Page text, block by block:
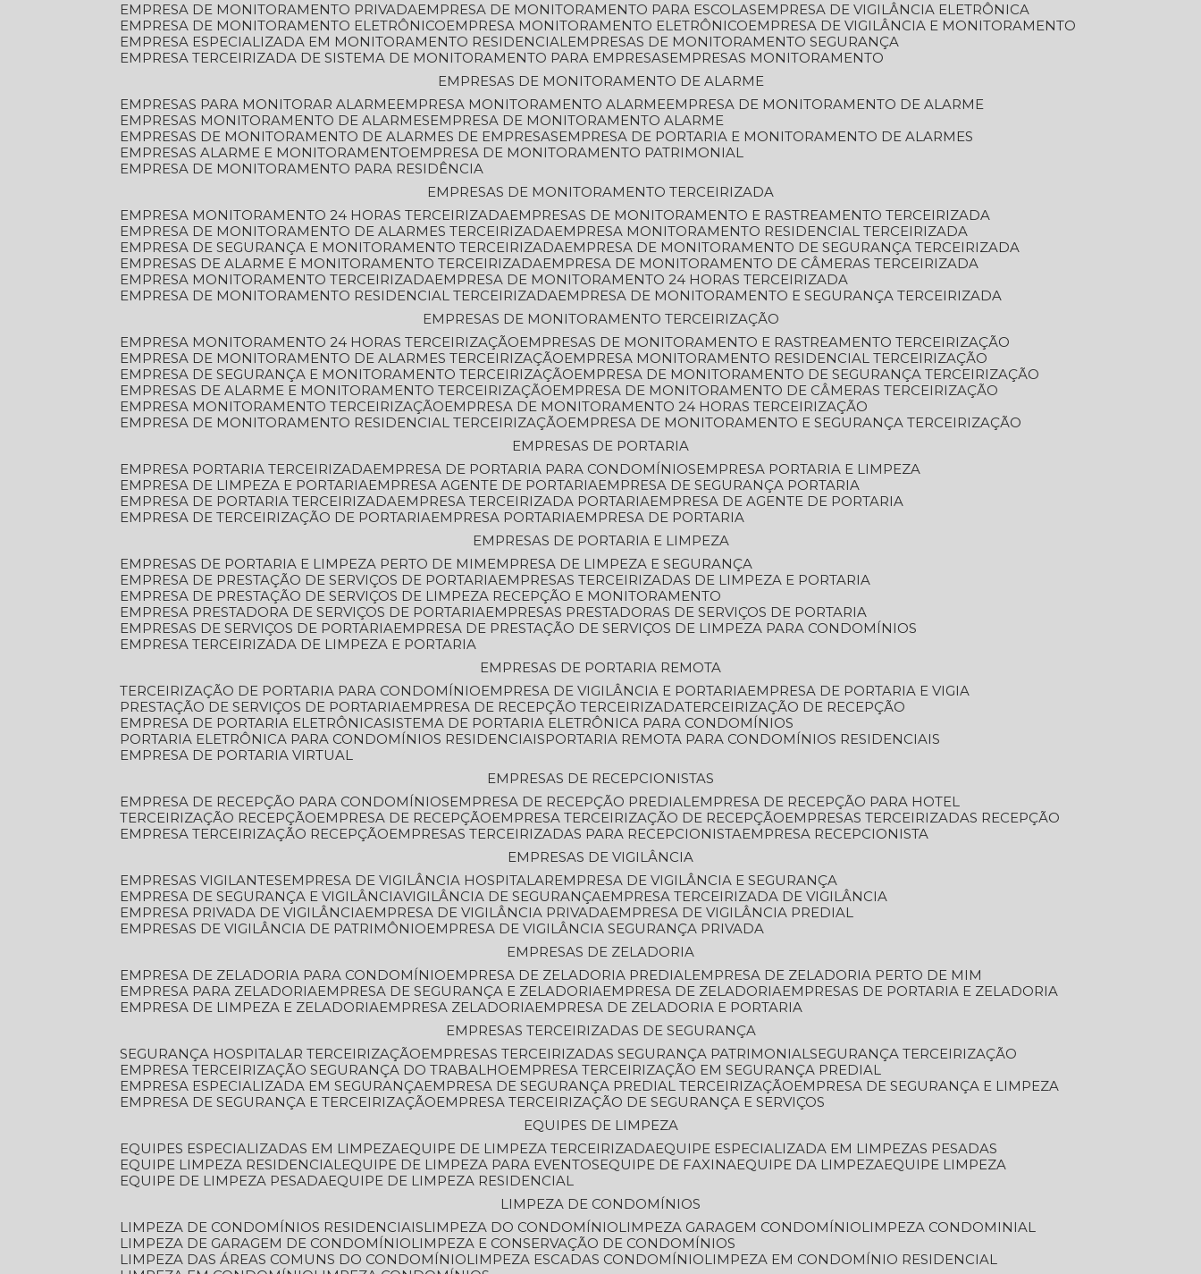
EMPRESA DE MONITORAMENTO PRIVADA
EMPRESA DE MONITORAMENTO PARA ESCOLAS
EMPRESA DE VIGILÂNCIA ELETRÔNICA
EMPRESA DE MONITORAMENTO ELETRÔNICO
EMPRESA MONITORAMENTO ELETRÔNICO
EMPRESA DE VIGILÂNCIA E MONITORAMENTO
EMPRESA ESPECIALIZADA EM MONITORAMENTO RESIDENCIAL
EMPRESAS DE MONITORAMENTO SEGURANÇA
EMPRESA TERCEIRIZADA DE SISTEMA DE MONITORAMENTO PARA EMPRESAS
EMPRESAS MONITORAMENTO
EMPRESAS DE MONITORAMENTO DE ALARME
EMPRESAS PARA MONITORAR ALARME
EMPRESA MONITORAMENTO ALARME
EMPRESA DE MONITORAMENTO DE ALARME
EMPRESAS MONITORAMENTO DE ALARMES
EMPRESA DE MONITORAMENTO ALARME
EMPRESAS DE MONITORAMENTO DE ALARMES DE EMPRESAS
EMPRESA DE PORTARIA E MONITORAMENTO DE ALARMES
EMPRESAS ALARME E MONITORAMENTO
EMPRESA DE MONITORAMENTO PATRIMONIAL
EMPRESA DE MONITORAMENTO PARA RESIDÊNCIA
EMPRESAS DE MONITORAMENTO TERCEIRIZADA
EMPRESA MONITORAMENTO 24 HORAS TERCEIRIZADA
EMPRESAS DE MONITORAMENTO E RASTREAMENTO TERCEIRIZADA
EMPRESA DE MONITORAMENTO DE ALARMES TERCEIRIZADA
EMPRESA MONITORAMENTO RESIDENCIAL TERCEIRIZADA
EMPRESA DE SEGURANÇA E MONITORAMENTO TERCEIRIZADA
EMPRESA DE MONITORAMENTO DE SEGURANÇA TERCEIRIZADA
EMPRESAS DE ALARME E MONITORAMENTO TERCEIRIZADA
EMPRESA DE MONITORAMENTO DE CÂMERAS TERCEIRIZADA
EMPRESA MONITORAMENTO TERCEIRIZADA
EMPRESA DE MONITORAMENTO 24 HORAS TERCEIRIZADA
EMPRESA DE MONITORAMENTO RESIDENCIAL TERCEIRIZADA
EMPRESA DE MONITORAMENTO E SEGURANÇA TERCEIRIZADA
EMPRESAS DE MONITORAMENTO TERCEIRIZAÇÃO
EMPRESA MONITORAMENTO 24 HORAS TERCEIRIZAÇÃO
EMPRESAS DE MONITORAMENTO E RASTREAMENTO TERCEIRIZAÇÃO
EMPRESA DE MONITORAMENTO DE ALARMES TERCEIRIZAÇÃO
EMPRESA MONITORAMENTO RESIDENCIAL TERCEIRIZAÇÃO
EMPRESA DE SEGURANÇA E MONITORAMENTO TERCEIRIZAÇÃO
EMPRESA DE MONITORAMENTO DE SEGURANÇA TERCEIRIZAÇÃO
EMPRESAS DE ALARME E MONITORAMENTO TERCEIRIZAÇÃO
EMPRESA DE MONITORAMENTO DE CÂMERAS TERCEIRIZAÇÃO
EMPRESA MONITORAMENTO TERCEIRIZAÇÃO
EMPRESA DE MONITORAMENTO 24 HORAS TERCEIRIZAÇÃO
EMPRESA DE MONITORAMENTO RESIDENCIAL TERCEIRIZAÇÃO
EMPRESA DE MONITORAMENTO E SEGURANÇA TERCEIRIZAÇÃO
EMPRESAS DE PORTARIA
EMPRESA PORTARIA TERCEIRIZADA
EMPRESA DE PORTARIA PARA CONDOMÍNIOS
EMPRESA PORTARIA E LIMPEZA
EMPRESA DE LIMPEZA E PORTARIA
EMPRESA AGENTE DE PORTARIA
EMPRESA DE SEGURANÇA PORTARIA
EMPRESA DE PORTARIA TERCEIRIZADA
EMPRESA TERCEIRIZADA PORTARIA
EMPRESA DE AGENTE DE PORTARIA
EMPRESA DE TERCEIRIZAÇÃO DE PORTARIA
EMPRESA PORTARIA
EMPRESA DE PORTARIA
EMPRESAS DE PORTARIA E LIMPEZA
EMPRESAS DE PORTARIA E LIMPEZA PERTO DE MIM
EMPRESA DE LIMPEZA E SEGURANÇA
EMPRESA DE PRESTAÇÃO DE SERVIÇOS DE PORTARIA
EMPRESAS TERCEIRIZADAS DE LIMPEZA E PORTARIA
EMPRESA DE PRESTAÇÃO DE SERVIÇOS DE LIMPEZA RECEPÇÃO E MONITORAMENTO
EMPRESA PRESTADORA DE SERVIÇOS DE PORTARIA
EMPRESAS PRESTADORAS DE SERVIÇOS DE PORTARIA
EMPRESAS DE SERVIÇOS DE PORTARIA
EMPRESA DE PRESTAÇÃO DE SERVIÇOS DE LIMPEZA PARA CONDOMÍNIOS
EMPRESA TERCEIRIZADA DE LIMPEZA E PORTARIA
EMPRESAS DE PORTARIA REMOTA
TERCEIRIZAÇÃO DE PORTARIA PARA CONDOMÍNIO
EMPRESA DE VIGILÂNCIA E PORTARIA
EMPRESA DE PORTARIA E VIGIA
PRESTAÇÃO DE SERVIÇOS DE PORTARIA
EMPRESA DE RECEPÇÃO TERCEIRIZADA TERCEIRIZAÇÃO DE RECEPÇÃO
EMPRESA DE PORTARIA ELETRÔNICA SISTEMA DE PORTARIA ELETRÔNICA PARA CONDOMÍNIOS
PORTARIA ELETRÔNICA PARA CONDOMÍNIOS RESIDENCIAIS
PORTARIA REMOTA PARA CONDOMÍNIOS RESIDENCIAIS
EMPRESA DE PORTARIA VIRTUAL
EMPRESAS DE RECEPCIONISTAS
EMPRESA DE RECEPÇÃO PARA CONDOMÍNIOS
EMPRESA DE RECEPÇÃO PREDIAL
EMPRESA DE RECEPÇÃO PARA HOTEL
TERCEIRIZAÇÃO RECEPÇÃO
EMPRESA DE RECEPÇÃO EMPRESA TERCEIRIZAÇÃO DE RECEPÇÃO
EMPRESAS TERCEIRIZADAS RECEPÇÃO
EMPRESA TERCEIRIZAÇÃO RECEPÇÃO
EMPRESAS TERCEIRIZADAS PARA RECEPCIONISTA
EMPRESA RECEPCIONISTA
EMPRESAS DE VIGILÂNCIA
EMPRESAS VIGILANTES
EMPRESA DE VIGILÂNCIA HOSPITALAR
EMPRESA DE VIGILÂNCIA E SEGURANÇA
EMPRESA DE SEGURANÇA E VIGILÂNCIA VIGILÂNCIA DE SEGURANÇA
EMPRESA TERCEIRIZADA DE VIGILÂNCIA
EMPRESA PRIVADA DE VIGILÂNCIA
EMPRESA DE VIGILÂNCIA PRIVADA
EMPRESA DE VIGILÂNCIA PREDIAL
EMPRESAS DE VIGILÂNCIA DE PATRIMÔNIO
EMPRESA DE VIGILÂNCIA SEGURANÇA PRIVADA
EMPRESAS DE ZELADORIA
EMPRESA DE ZELADORIA PARA CONDOMÍNIO
EMPRESA DE ZELADORIA PREDIAL
EMPRESA DE ZELADORIA PERTO DE MIM
EMPRESA PARA ZELADORIA
EMPRESA DE SEGURANÇA E ZELADORIA EMPRESA DE ZELADORIA
EMPRESAS DE PORTARIA E ZELADORIA
EMPRESA DE LIMPEZA E ZELADORIA
EMPRESA ZELADORIA
EMPRESA DE ZELADORIA E PORTARIA
EMPRESAS TERCEIRIZADAS DE SEGURANÇA
SEGURANÇA HOSPITALAR TERCEIRIZAÇÃO
EMPRESAS TERCEIRIZADAS SEGURANÇA PATRIMONIAL SEGURANÇA TERCEIRIZAÇÃO
EMPRESA TERCEIRIZAÇÃO SEGURANÇA DO TRABALHO
EMPRESA TERCEIRIZAÇÃO EM SEGURANÇA PREDIAL
EMPRESA ESPECIALIZADA EM SEGURANÇA
EMPRESA DE SEGURANÇA PREDIAL TERCEIRIZAÇÃO
EMPRESA DE SEGURANÇA E LIMPEZA
EMPRESA DE SEGURANÇA E TERCEIRIZAÇÃO
EMPRESA TERCEIRIZAÇÃO DE SEGURANÇA E SERVIÇOS
EQUIPES DE LIMPEZA
EQUIPES ESPECIALIZADAS EM LIMPEZA EQUIPE DE LIMPEZA TERCEIRIZADA EQUIPE ESPECIALIZADA EM LIMPEZAS PESADAS
EQUIPE LIMPEZA RESIDENCIAL EQUIPE DE LIMPEZA PARA EVENTOS EQUIPE DE FAXINA EQUIPE DA LIMPEZA EQUIPE LIMPEZA
EQUIPE DE LIMPEZA PESADA EQUIPE DE LIMPEZA RESIDENCIAL
LIMPEZA DE CONDOMÍNIOS
LIMPEZA DE CONDOMÍNIOS RESIDENCIAIS
LIMPEZA DO CONDOMÍNIO LIMPEZA GARAGEM CONDOMÍNIO
LIMPEZA CONDOMINIAL
LIMPEZA DE GARAGEM DE CONDOMÍNIO
LIMPEZA E CONSERVAÇÃO DE CONDOMÍNIOS
LIMPEZA DAS ÁREAS COMUNS DO CONDOMÍNIO
LIMPEZA ESCADAS CONDOMÍNIO
LIMPEZA EM CONDOMÍNIO RESIDENCIAL